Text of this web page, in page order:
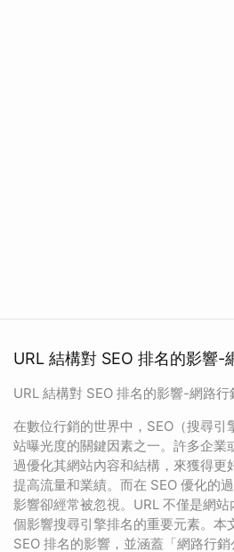
URL 結構對 SEO 排名的影響-
URL 結構對 SEO 排名的影響-網路行
在數位行銷的世界中，SEO（搜尋引
站曝光度的關鍵因素之一。許多企業
過優化其網站內容和結構，來獲得更
提高流量和業績。而在 SEO 優化的
影響卻經常被忽視。URL 不僅是網
個影響搜尋引擎排名的重要元素。本
SEO 排名的影響，並涵蓋「網路行銷